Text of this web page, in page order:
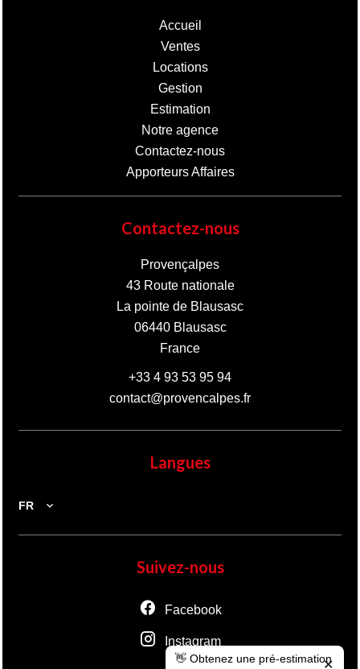
Accueil
Ventes
Locations
Gestion
Estimation
Notre agence
Contactez-nous
Apporteurs Affaires
Contactez-nous
Provençalpes
43 Route nationale
La pointe de Blausasc
06440Blausasc
France
+33 4 93 53 95 94
contact@provencalpes.fr
Langues
FR
Suivez-nous
Facebook
Instagram
👋 Obtenez une pré-estimation
✕